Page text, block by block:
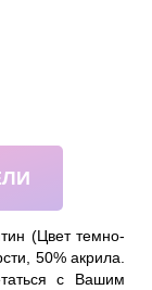
(Цвет темно-
50% акрила.
с Вашим